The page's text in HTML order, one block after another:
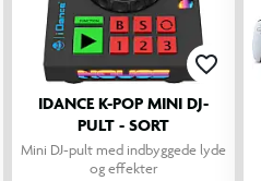
IDANCE K-POP MINI DJ-
PULT - SORT
Mini DJ-pult med indbyggede lyde
og effekter